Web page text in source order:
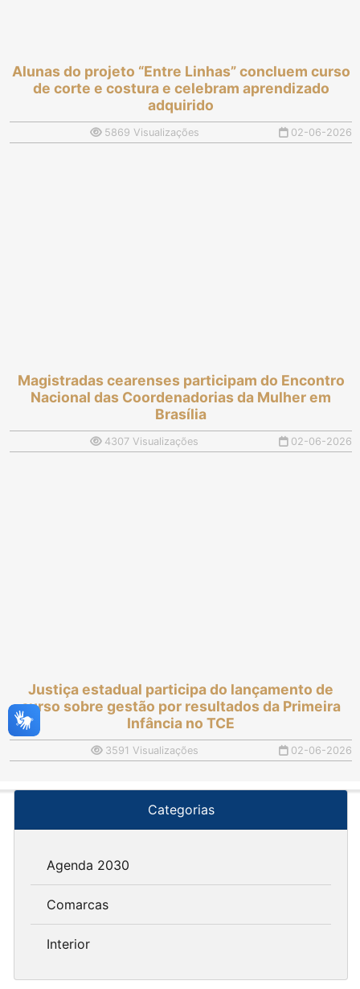
Alunas do projeto “Entre Linhas” concluem curso
de corte e costura e celebram aprendizado
adquirido
5869 Visualizações 02-06-2026
Magistradas cearenses participam do Encontro
Nacional das Coordenadorias da Mulher em
Brasília
4307 Visualizações 02-06-2026
Justiça estadual participa do lançamento de
curso sobre gestão por resultados da Primeira
Infância no TCE
3591 Visualizações 02-06-2026
Categorias
Agenda 2030
Comarcas
Interior